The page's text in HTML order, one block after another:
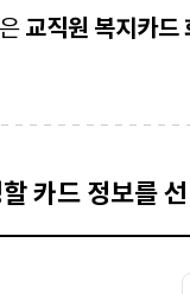
교직원 복지카
카드 정보를